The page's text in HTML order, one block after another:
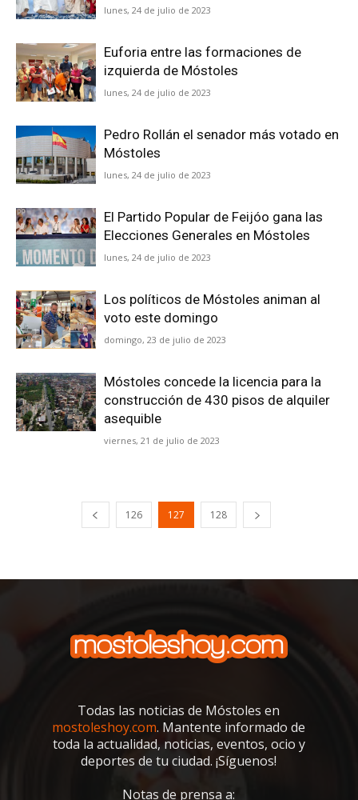
lunes, 24 de julio de 2023
Euforia entre las formaciones de
izquierda de Móstoles
lunes, 24 de julio de 2023
Pedro Rollán el senador más votado en
Móstoles
lunes, 24 de julio de 2023
El Partido Popular de Feijóo gana las
Elecciones Generales en Móstoles
lunes, 24 de julio de 2023
Los políticos de Móstoles animan al
voto este domingo
domingo, 23 de julio de 2023
Móstoles concede la licencia para la
construcción de 430 pisos de alquiler
asequible
viernes, 21 de julio de 2023
126 127 128
Todas las noticias de Móstoles en
mostoleshoy.com. Mantente informado de
toda la actualidad, noticias, eventos, ocio y
deportes de tu ciudad. ¡Síguenos!
Notas de prensa a: